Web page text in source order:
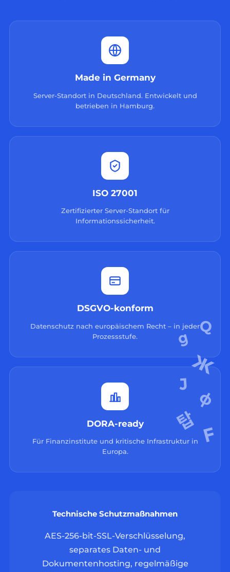
Made in Germany
Server-Standort in Deutschland. Entwickelt und
betrieben in Hamburg.
ISO 27001
Zertifizierter Server-Standort für
Informationssicherheit.
DSGVO-konform
Datenschutz nach europäischem Recht – in jeder
Prozessstufe.
DORA-ready
Für Finanzinstitute und kritische Infrastruktur in
Europa.
Technische Schutzmaßnahmen
AES-256-bit-SSL-Verschlüsselung,
separates Daten- und
Dokumentenhosting, regelmäßige